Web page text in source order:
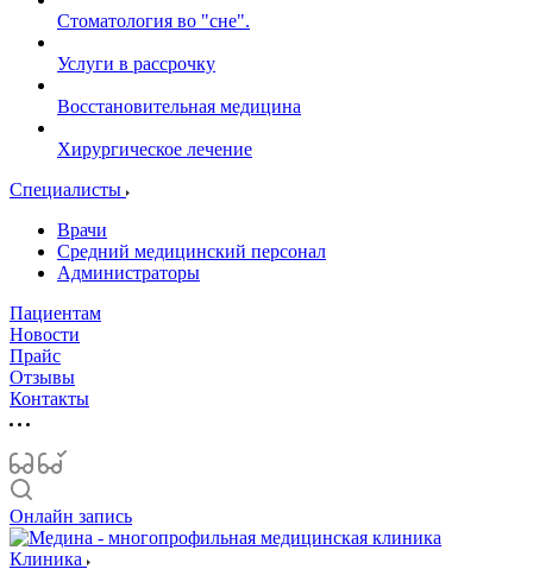
Стоматология во "сне".
Услуги в рассрочку
Восстановительная медицина
Хирургическое лечение
Специалисты
Врачи
Средний медицинский персонал
Администраторы
Пациентам
Новости
Прайс
Отзывы
Контакты
Онлайн запись
Клиника